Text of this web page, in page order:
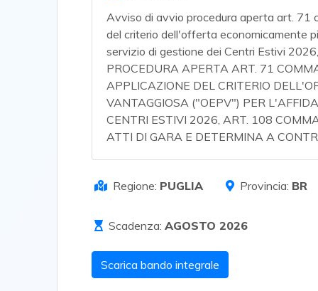
Avviso di avvio procedura aperta art. 71
del criterio dell'offerta economicamente
servizio di gestione dei Centri Estivi
PROCEDURA APERTA ART. 71
APPLICAZIONE DEL CRITERIO
VANTAGGIOSA ("OEPV") PER
CENTRI ESTIVI 2026, ART. 108
ATTI DI GARA E DETERMINA A
Regione: PUGLIA Provincia: BR
Scadenza: AGOSTO 2026
Scarica bando integrale